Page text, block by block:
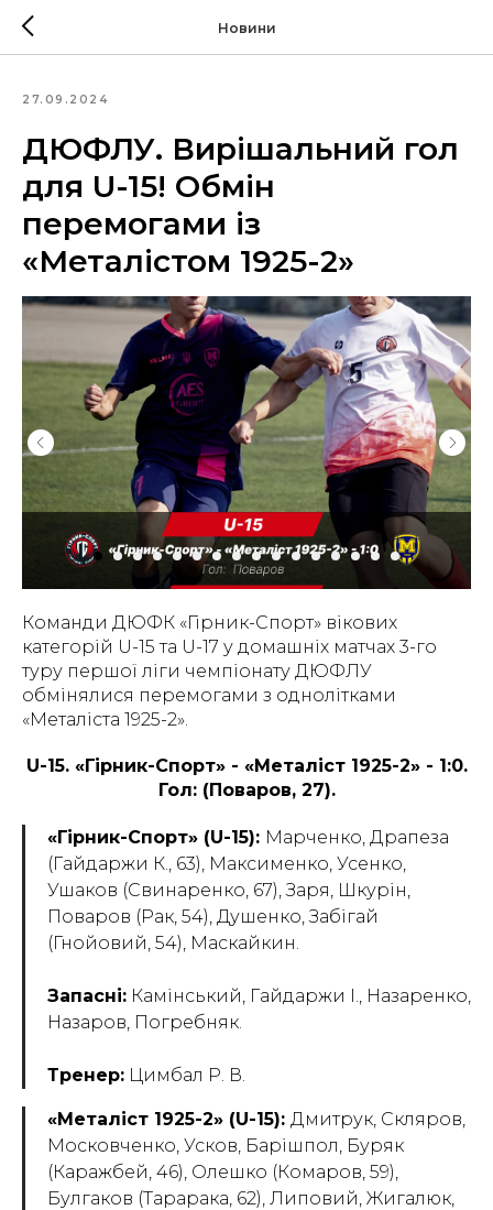
Новини
27.09.2024
ДЮФЛУ. Вирішальний гол
для U-15! Обмін
перемогами із
«Металістом 1925-2»
Команди ДЮФК «Гірник-Спорт» вікових
категорій U-15 та U-17 у домашніх матчах 3-го
туру першої ліги чемпіонату ДЮФЛУ
обмінялися перемогами з однолітками
«Металіста 1925-2».
U-15. «Гірник-Спорт» - «Металіст 1925-2» - 1:0.
Гол: (Поваров, 27).
«Гірник-Спорт» (U-15): Марченко, Драпеза
(Гайдаржи К., 63), Максименко, Усенко,
Ушаков (Свинаренко, 67), Заря, Шкурін,
Поваров (Рак, 54), Душенко, Забігай
(Гнойовий, 54), Маскайкин.
Запасні: Камінський, Гайдаржи І., Назаренко,
Назаров, Погребняк.
Тренер: Цимбал Р. В.
«Металіст 1925-2» (U-15): Дмитрук, Скляров,
Московченко, Усков, Барішпол, Буряк
(Каражбей, 46), Олешко (Комаров, 59),
Булгаков (Тарарака, 62), Липовий, Жигалюк,